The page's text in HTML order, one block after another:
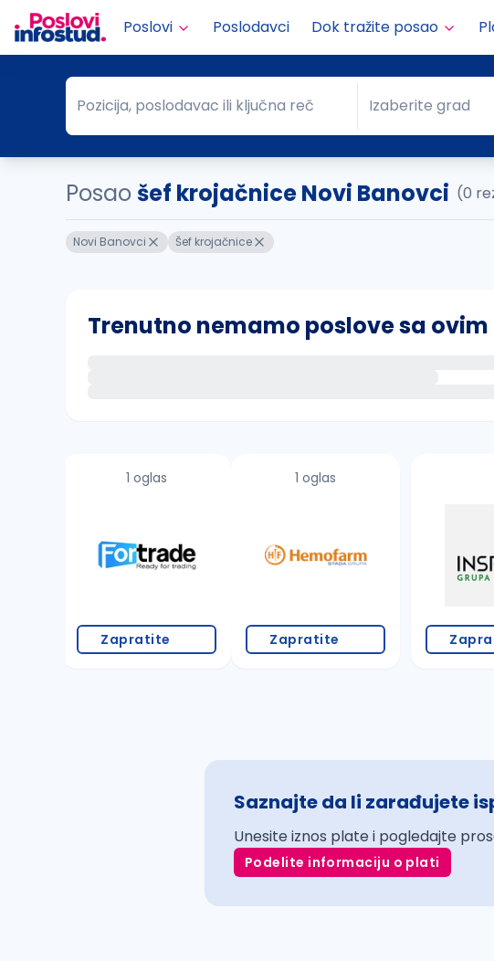
Poslovi Poslodavci Dok tražite posao
Pozicija, poslodavac ili ključna reč
Pozicija, poslodavac ili ključna reč Grad
Izaberite grad
Posao šef krojačnice Novi Banovci (0
Novi Banovci Šef krojačnice
Trenutno nemamo poslove sa
proverite pravopisne greške (koristite č, ć, š, đ, ž, dž)
povećajte radijus za odabrani grad
1 oglas
Zapratite
1 oglas
Zapratite
Saznajte da li zarađujete
Unesite iznos plate i pogledajte
Podelite informaciju o plati